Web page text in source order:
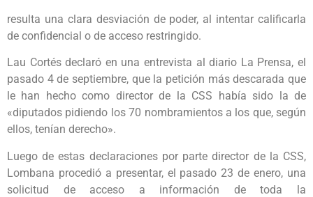
resulta una clara desviación de poder, al intentar calificarla
de confidencial o de acceso restringido.
Lau Cortés declaró en una entrevista al diario La Prensa, el
pasado 4 de septiembre, que la petición más descarada que
le han hecho como director de la CSS había sido la de
«diputados pidiendo los 70 nombramientos a los que, según
ellos, tenían derecho».
Luego de estas declaraciones por parte director de la CSS,
Lombana procedió a presentar, el pasado 23 de enero, una
solicitud de acceso a información de toda la